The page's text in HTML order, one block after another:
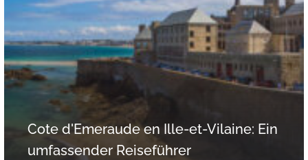
Cote d'Emeraude en Ille-et-Vilaine: Ein
umfassender Reiseführer